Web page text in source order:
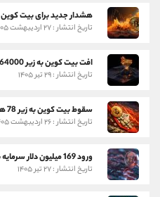
هشدار جدید برای بیت کوین
تاریخ انتشار : ۲۷ اردیبهشت ۱۴۰۵
افت بیت کوین به زیر 64000 دلار
تاریخ انتشار : ۲۹ تیر ۱۴۰۵
سقوط بیت کوین به زیر 78 هزار دلار
تاریخ انتشار : ۲۶ اردیبهشت ۱۴۰۵
ورود 169 میلیون دلار سرمایه به ETF های بیت کوین و اتریوم
تاریخ انتشار : ۲۷ تیر ۱۴۰۵